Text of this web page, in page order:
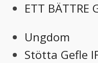
ETT BÄTTRE
Ungdom
Stötta Gefle